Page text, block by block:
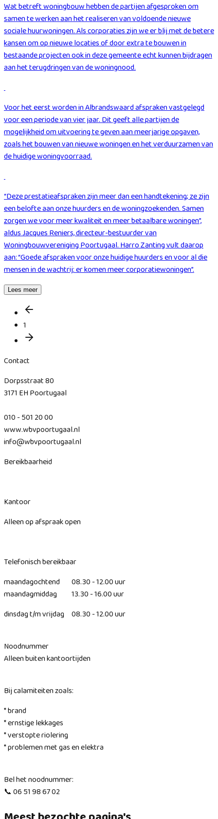
Wat betreft woningbouw hebben de partijen afgesproken om
samen te werken aan het realiseren van voldoende nieuwe
sociale huurwoningen. Als corporaties zijn we er blij met de betere
kansen om op nieuwe locaties of door extra te bouwen in
bestaande projecten ook in deze gemeente echt kunnen bijdragen
aan het terugdringen van de woningnood.
Voor het eerst worden in Albrandswaard afspraken vastgelegd
voor een periode van vier jaar. Dit geeft alle partijen de
mogelijkheid om uitvoering te geven aan meerjarige opgaven,
zoals het bouwen van nieuwe woningen en het verduurzamen van
de huidige woningvoorraad.
“Deze prestatieafspraken zijn meer dan een handtekening; ze zijn
een belofte aan onze huurders en de woningzoekenden. Samen
zorgen we voor meer kwaliteit en meer betaalbare woningen”,
aldus Jacques Reniers, directeur-bestuurder van
Woningbouwvereniging Poortugaal. Harro Zanting vult daarop
aan: “Goede afspraken voor onze huidige huurders en voor al die
mensen in de wachtrij: er komen meer corporatiewoningen”.
Lees meer
1
Contact
Dorpsstraat 80
3171 EH Poortugaal
010 - 501 20 00
www.wbvpoortugaal.nl
info@wbvpoortugaal.nl
Bereikbaarheid
Kantoor
Alleen op afspraak open
Telefonisch bereikbaar
maandagochtend 08.30 - 12.00 uur
maandagmiddag 13.30 - 16.00 uur
dinsdag t/m vrijdag 08.30 - 12.00 uur
Noodnummer
Alleen buiten kantoortijden
Bij calamiteiten zoals:
* brand
* ernstige lekkages
* verstopte riolering
* problemen met gas en elektra
Bel het noodnummer:
📞 06 51 98 67 02